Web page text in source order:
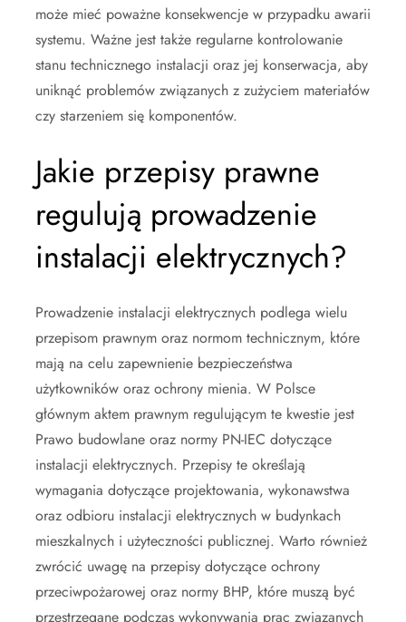
może mieć poważne konsekwencje w przypadku awarii
systemu. Ważne jest także regularne kontrolowanie
stanu technicznego instalacji oraz jej konserwacja, aby
uniknąć problemów związanych z zużyciem materiałów
czy starzeniem się komponentów.
Jakie przepisy prawne
regulują prowadzenie
instalacji elektrycznych?
Prowadzenie instalacji elektrycznych podlega wielu
przepisom prawnym oraz normom technicznym, które
mają na celu zapewnienie bezpieczeństwa
użytkowników oraz ochrony mienia. W Polsce
głównym aktem prawnym regulującym te kwestie jest
Prawo budowlane oraz normy PN-IEC dotyczące
instalacji elektrycznych. Przepisy te określają
wymagania dotyczące projektowania, wykonawstwa
oraz odbioru instalacji elektrycznych w budynkach
mieszkalnych i użyteczności publicznej. Warto również
zwrócić uwagę na przepisy dotyczące ochrony
przeciwpożarowej oraz normy BHP, które muszą być
przestrzegane podczas wykonywania prac związanych